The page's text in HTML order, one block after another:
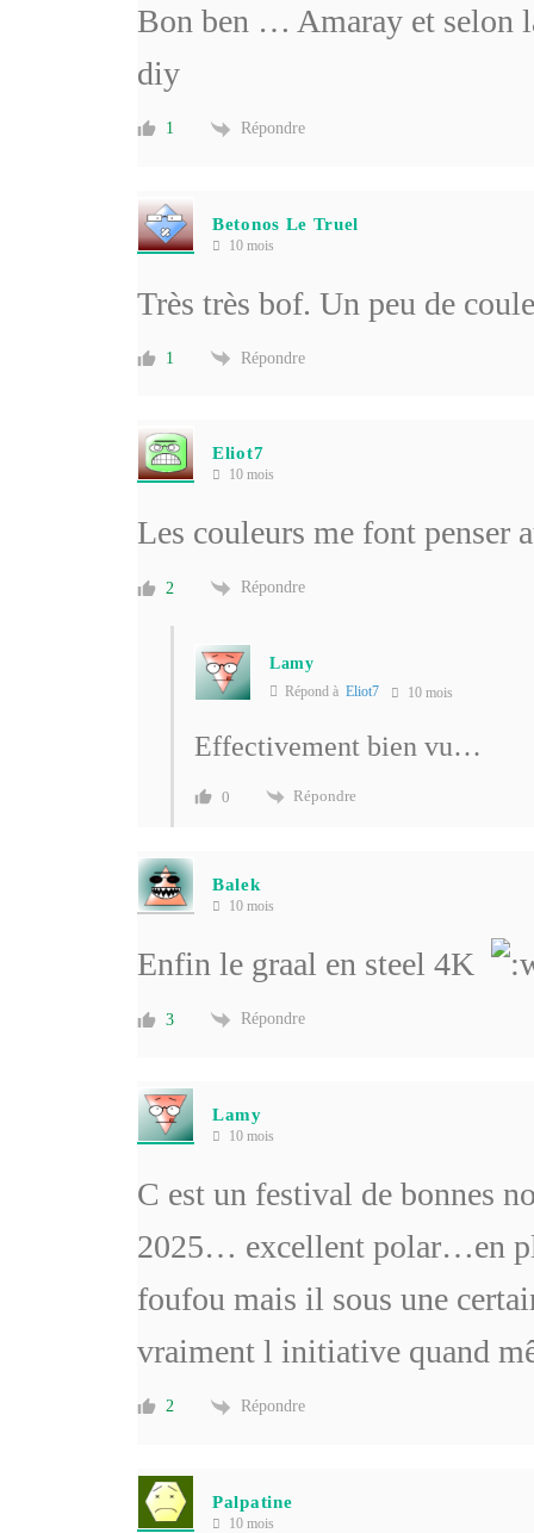
Bon ben … Amaray et selon
diy
1 Répondre
Betonos Le Truel
10 mois
Très très bof. Un peu de
1 Répondre
Eliot7
10 mois
Les couleurs me font penser
2 Répondre
Lamy
Répond à Eliot7 10 mois
Effectivement bien vu…
0 Répondre
Balek
10 mois
Enfin le graal en steel 4K
3 Répondre
Lamy
10 mois
C est un festival de bonnes
2025… excellent polar…en
foufou mais il sous une
vraiment l initiative quand
2 Répondre
Palpatine
10 mois